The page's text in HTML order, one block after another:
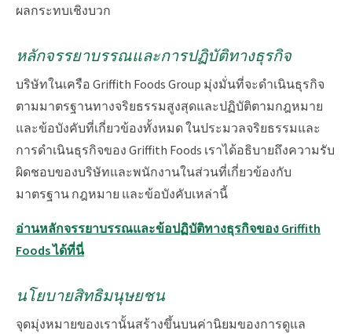
ผลกระทบเชิงบวก
หลักจรรยาบรรณและการปฏิบัติทางธุรกิจ
บริษัทในเครือ Griffith Foods Group มุ่งมั่นที่จะดำเนินธุรกิจ
ตามมาตรฐานทางจริยธรรมสูงสุดและปฏิบัติตามกฎหมาย
และข้อบังคับที่เกี่ยวข้องทั้งหมด ในประมวลจริยธรรมและ
การดำเนินธุรกิจของ Griffith Foods เราได้อธิบายถึงความรับ
ผิดชอบของบริษัทและพนักงานในส่วนที่เกี่ยวข้องกับ
มาตรฐาน กฎหมาย และข้อบังคับเหล่านี้
อ่านหลักจรรยาบรรณและข้อปฏิบัติทางธุรกิจของ Griffith
Foods ได้ที่นี่
นโยบายสิทธิมนุษยชน
จุดมุ่งหมายของเรานั้นสร้างขึ้นบนค่านิยมของการดูแล